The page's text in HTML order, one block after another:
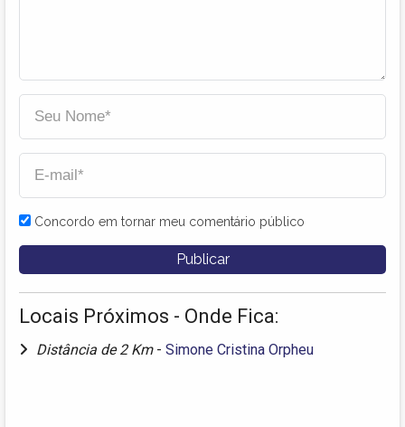
Concordo em tornar meu comentário público
Locais Próximos - Onde Fica:
Distância de 2 Km - Simone Cristina Orpheu